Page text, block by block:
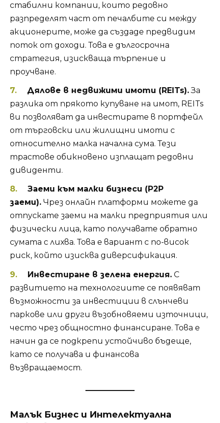
стабилни компании, които редовно
разпределят част от печалбите си между
акционерите, може да създаде предвидим
поток от доходи. Това е дългосрочна
стратегия, изискваща търпение и
проучване.
Дялове в недвижими имоти (REITs).За
разлика от прякото купуване на имот, REITs
ви позволяват да инвестирате в портфейл
от търговски или жилищни имоти с
относително малка начална сума. Тези
трастове обикновено изплащат редовни
дивиденти.
Заеми към малки бизнеси (P2P
заеми). Чрез онлайн платформи можете да
отпускате заеми на малки предприятия или
физически лица, като получавате обратно
сумата с лихва. Това е вариант с по-висок
риск, който изисква диверсификация.
Инвестиране в зелена енергия.С
развитието на технологиите се появяват
възможности за инвестиции в слънчеви
паркове или други възобновяеми източници,
често чрез общностно финансиране. Това е
начин да се подкрепи устойчиво бъдеще,
като се получава и финансова
възвращаемост.
Малък Бизнес и Интелектуална